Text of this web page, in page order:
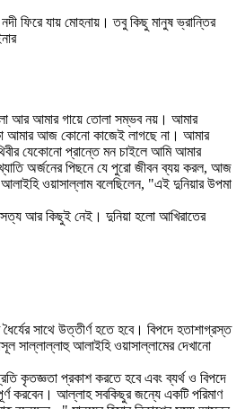
ফিরে যায় মোহনায়। তবু কিছু মানুষ ভ্রান্তির
আর আমার গায়ে তোলা সম্ভব নয়। আমার
আমার আজ কোনো কাজেই লাগছে না। আমার
যেকোনো প্রান্তে মন চাইলে আমি আমার
অর্জনের পিছনে যে পুরো জীবন ব্যয় করল, আজ
ওয়াসাল্লাম বলেছিলেন, "এই দুনিয়ার উপমা
সত্য আর কিছুই নেই। দুনিয়া হলো আখিরাতের
সাথে উত্তীর্ণ হতে হবে। বিপদে হতাশাগ্রস্ত
আলাইহি ওয়াসাল্লামের দেখানো
কৃতজ্ঞতা প্রকাশ করতে হবে এবং ব্যর্থ ও বিপদে
করবেন। আল্লাহ সবকিছুর জন্যে একটি পরিমাণ